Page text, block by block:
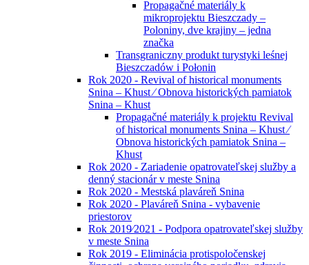
Propagačné materiály k
mikroprojektu Bieszczady –
Poloniny, dve krajiny – jedna
značka
Transgraniczny produkt turystyki leśnej
Bieszczadów i Połonin
Rok 2020 - Revival of historical monuments
Snina – Khust ⁄ Obnova historických pamiatok
Snina – Khust
Propagačné materiály k projektu Revival
of historical monuments Snina – Khust ⁄
Obnova historických pamiatok Snina –
Khust
Rok 2020 - Zariadenie opatrovateľskej služby a
denný stacionár v meste Snina
Rok 2020 - Mestská plaváreň Snina
Rok 2020 - Plaváreň Snina - vybavenie
priestorov
Rok 2019⁄2021 - Podpora opatrovateľskej služby
v meste Snina
Rok 2019 - Eliminácia protispoločenskej